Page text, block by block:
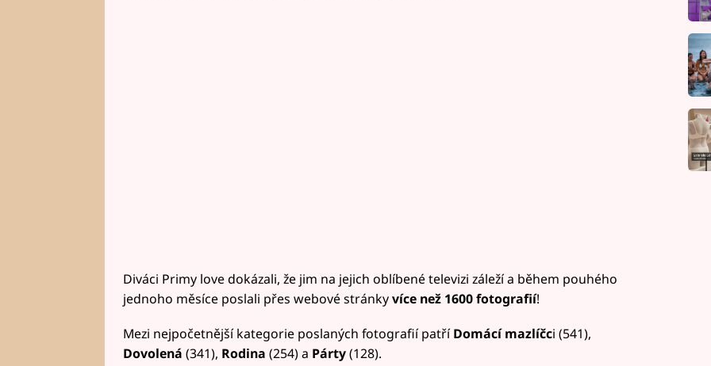
Diváci Primy love dokázali, že jim na jejich oblíbené televizi záleží a během pouhého
jednoho měsíce poslali přes webové stránkyvíce než 1600 fotografií!
Mezi nejpočetnější kategorie poslaných fotografií patříDomácí mazlíčci (541),
Dovolená (341), Rodina (254) a Párty(128).